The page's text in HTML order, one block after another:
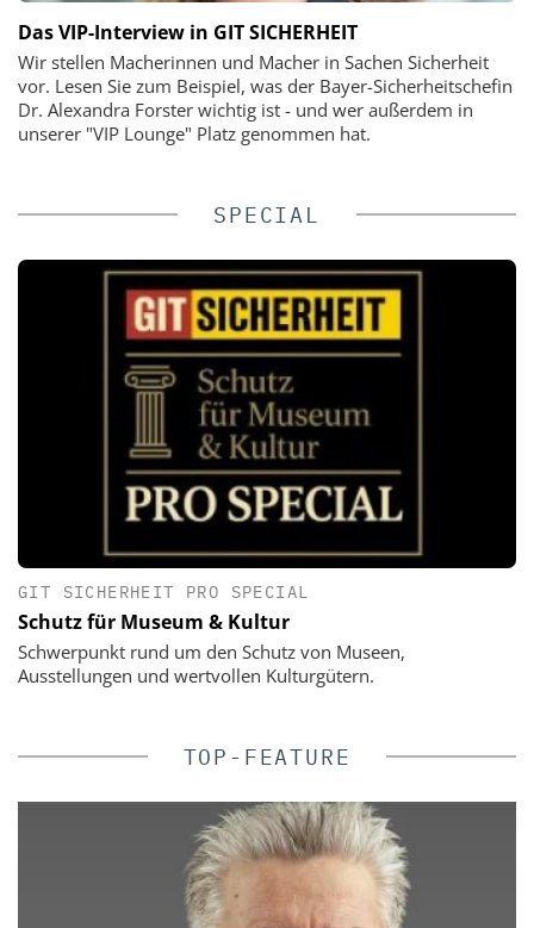
Das VIP-Interview in GIT SICHERHEIT
Wir stellen Macherinnen und Macher in Sachen Sicherheit
vor. Lesen Sie zum Beispiel, was der Bayer-Sicherheitschefin
Dr. Alexandra Forster wichtig ist - und wer außerdem in
unserer "VIP Lounge" Platz genommen hat.
SPECIAL
GIT SICHERHEIT PRO SPECIAL
Schutz für Museum & Kultur
Schwerpunkt rund um den Schutz von Museen,
Ausstellungen und wertvollen Kulturgütern.
TOP-FEATURE